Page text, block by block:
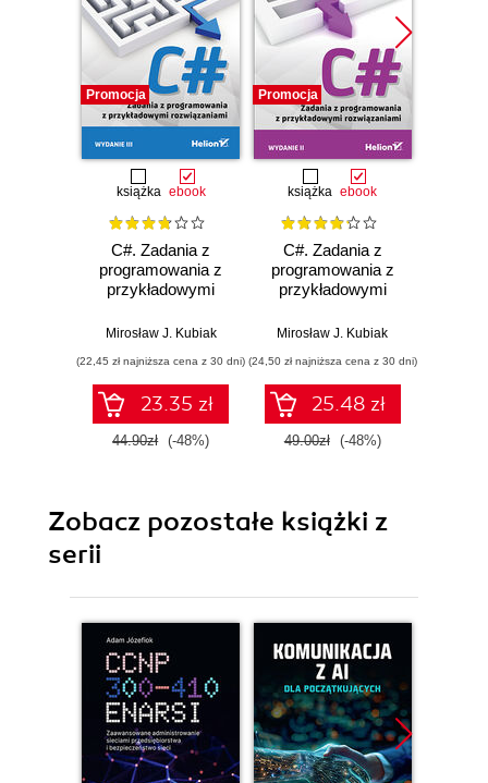
Promocja
książka ebook
C#. Zadania z
programowania z
przykładowymi
Wydanie III
Mirosław J. Kubiak
(22,45 zł najniższa cena z 30 dni)
23.35 zł
44.90zł (-48%)
Promocja
książka ebook
C#. Zadania z
programowania z
przykładowymi
Wydanie II
Mirosław J. Kubiak
(24,50 zł najniższa cena z 30 dni)
25.48 zł
49.00zł (-48%)
Zobacz pozostałe książki z
serii